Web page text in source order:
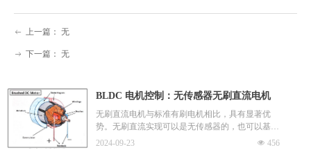
ꂃ 上一篇： 无
ꁹ 下一篇： 无
BLDC 电机控制：无传感器无刷直流电机
控制器
无刷直流电机与标准有刷电机相比，具有显著优
势。无刷直流实现可以是无传感器的，也可以基于
集成到电机中的霍尔效应传感器（第三种选择是使
넶 456
2024-09-23